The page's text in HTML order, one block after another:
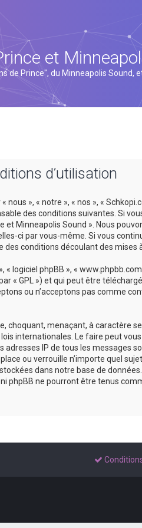
et
de Prince", du Minneapolis Sound,
d’utilisation
», « notre », « nos », «
des conditions suivantes. Si
et Minneapolis Sound ». Nous
ci par vous-même. Si vous
conditions découlant des mises
logiciel phpBB », «
« GPL ») et qui peut être
ou n’acceptons pas comme
menaçant, à caractère
internationales. Le faire peut
IP de tous les messages
ou verrouille n’importe quel
dans notre base de
phpBB ne pourront être tenus